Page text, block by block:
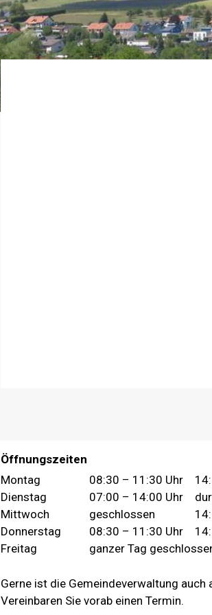
Öffnungszeiten
Wochentag
Vormittag
Montag 08:30 – 11:30 Uhr
Dienstag
07:00 – 14:00 Uhr
Mittwoch geschlossen
Donnerstag 08:30 – 11:30 Uhr
Freitag ganzer Tag
Gerne ist die Gemeindeverwaltung
Vereinbaren Sie vorab einen Termin.